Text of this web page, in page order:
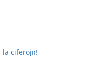
la ciferojn!